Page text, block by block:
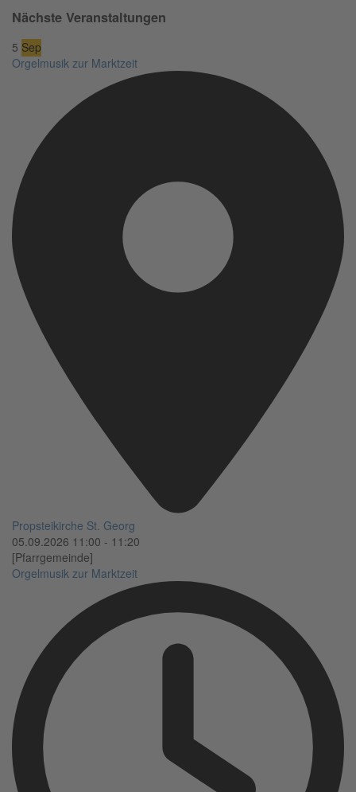
Nächste Veranstaltungen
5 Sep
Orgelmusik zur Marktzeit
Propsteikirche St. Georg
05.09.2026 11:00 - 11:20
[Pfarrgemeinde]
Orgelmusik zur Marktzeit